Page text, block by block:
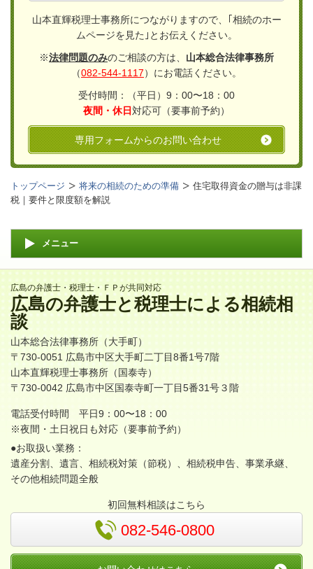
山本直輝税理士事務所につながりますので、｢相続のホー
ムページを見た｣とお伝えください。
※法律問題のみのご相談の方は、 山本総合法律事務所
（082-544-1117）にお電話ください。
受付時間：（平日）9：00〜18：00
夜間・休日対応可（要事前予約）
専用フォームからのお問い合わせ
トップページ 将来の相続のための準備
住宅取得資金の贈与は非課
税｜要件と限度額を解説
メニュー
広島の弁護士・税理士・ＦＰが共同対応
広島の弁護士と税理士による相続相
談
山本総合法律事務所 （大手町）
〒730-0051 広島市中区大手町二丁目8番1号7階
山本直輝税理士事務所 （国泰寺）
〒730-0042 広島市中区国泰寺町一丁目5番31号３階
電話受付時間 平日9：00〜18：00
※夜間・土日祝日も対応（要事前予約）
●お取扱い業務：
遺産分割、遺言、相続税対策（節税）、相続税申告、事業承継、
その他相続問題全般
初回無料相談はこちら
082-546-0800